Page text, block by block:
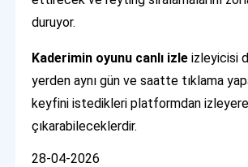
duruyor.
Kaderimin oyunu canlı izle izleyicisi
yerden aynı gün ve saatte tıklama
keyfini istedikleri platformdan
çıkarabileceklerdir.
28-04-2026